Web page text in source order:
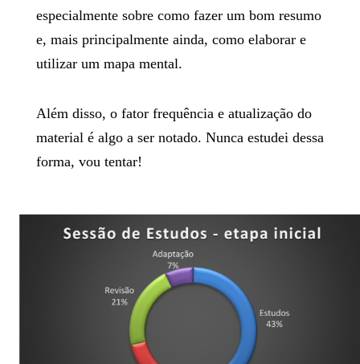
especialmente sobre como fazer um bom resumo
e, mais principalmente ainda, como elaborar e
utilizar um mapa mental.
Além disso, o fator frequência e atualização do
material é algo a ser notado. Nunca estudei dessa
forma, vou tentar!